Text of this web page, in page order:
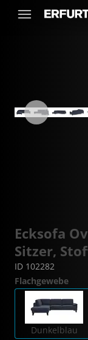
Ecksofa
Sitzer,
ID 102282
Flachgewebe
Dunkelblau